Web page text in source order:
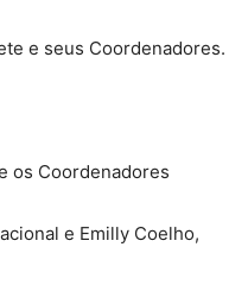
e seus Coordenadores.
os Coordenadores
e Emilly Coelho,